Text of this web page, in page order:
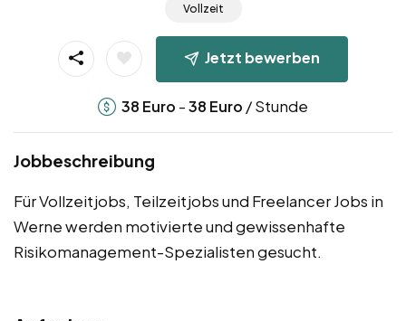
Vollzeit
Jetzt bewerben
38 Euro -38 Euro / Stunde
Jobbeschreibung
Für Vollzeitjobs, Teilzeitjobs und Freelancer Jobs in
Werne werden motivierte und gewissenhafte
Risikomanagement-Spezialisten gesucht.